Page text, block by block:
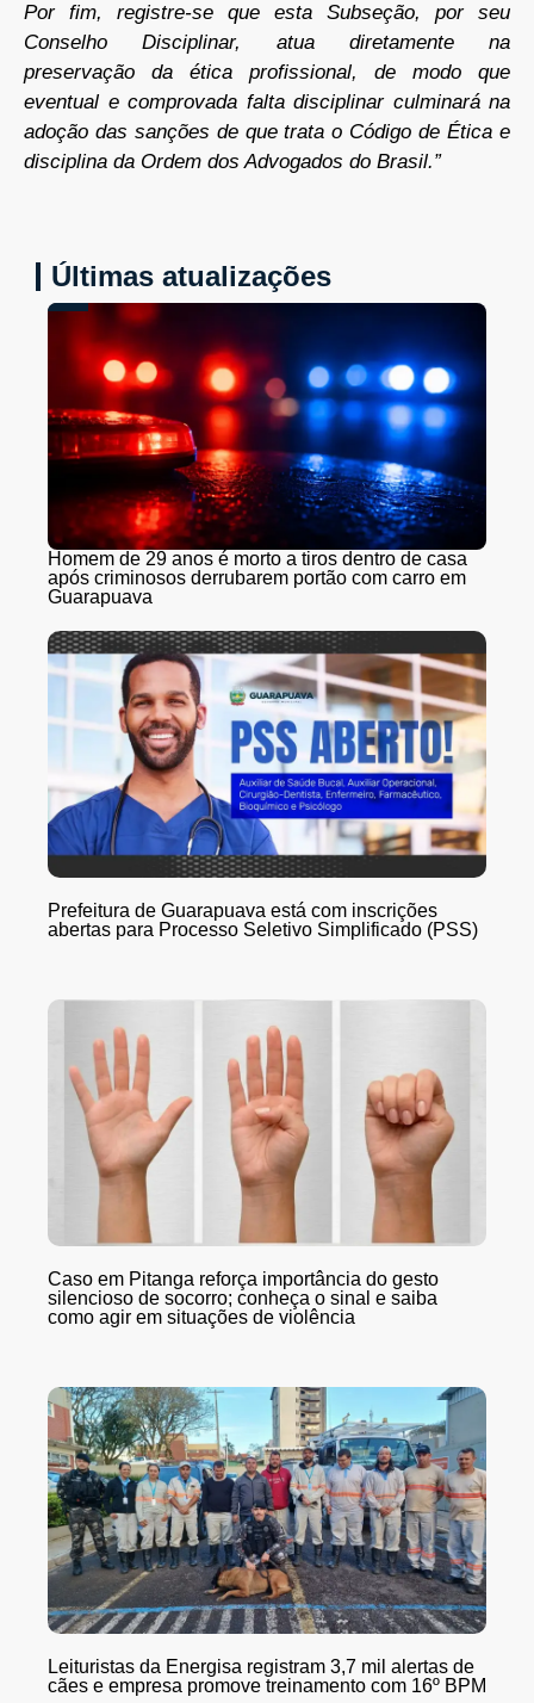
Por fim, registre-se que esta Subseção, por seu
Conselho Disciplinar, atua diretamente na
preservação da ética profissional, de modo que
eventual e comprovada falta disciplinar culminará na
adoção das sanções de que trata o Código de Ética e
disciplina da Ordem dos Advogados do Brasil.”
Últimas atualizações
Homem de 29 anos é morto a tiros dentro de casa
após criminosos derrubarem portão com carro em
Guarapuava
Prefeitura de Guarapuava está com inscrições
abertas para Processo Seletivo Simplificado (PSS)
Caso em Pitanga reforça importância do gesto
silencioso de socorro; conheça o sinal e saiba
como agir em situações de violência
Leituristas da Energisa registram 3,7 mil alertas de
cães e empresa promove treinamento com 16º BPM